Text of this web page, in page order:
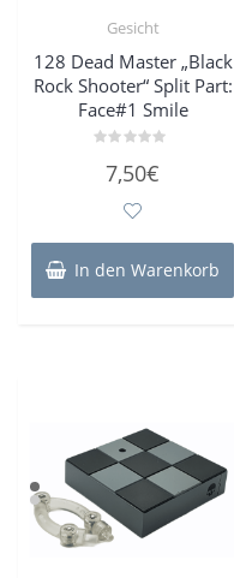
Gesicht
128 Dead Master „Black
Rock Shooter“ Split Part:
Face#1 Smile
mit
7,50€
In den Warenkorb